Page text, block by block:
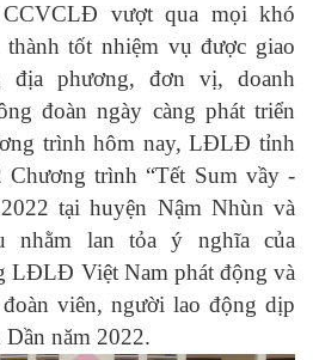
vượt qua mọi khó
thành tốt nhiệm vụ được giao
địa phương, đơn vị, doanh
đoàn ngày càng phát triển
trình hôm nay, LĐLĐ tỉnh
Chương trình “Tết Sum vầy -
tại huyện Nậm Nhùn và
nhằm lan tỏa ý nghĩa của
LĐLĐ Việt Nam phát động và
đoàn viên, người lao động dịp
năm 2022.